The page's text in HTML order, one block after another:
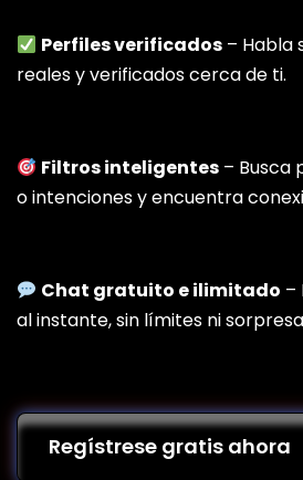
Perfiles verificados – Habla
reales y verificados cerca de ti.
Filtros inteligentes – Busca
o intenciones y encuentra
Chat gratuito e ilimitado –
al instante, sin límites ni
Regístrese gratis ahora